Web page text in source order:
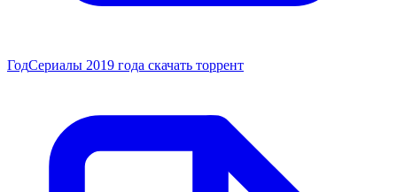
ГодСериалы 2019 года скачать торрент